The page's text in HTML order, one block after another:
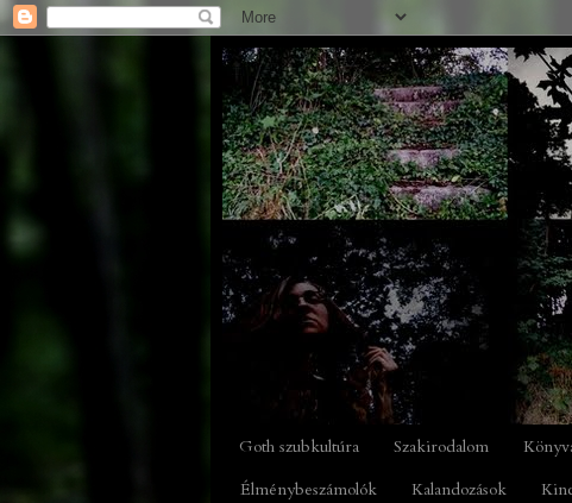
Goth szubkultúra Szakirodalom
Élménybeszámolók
Kalandozások